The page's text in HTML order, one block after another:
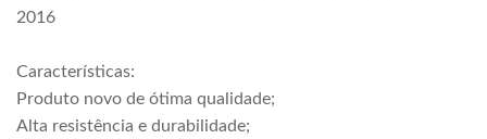
2016
Características:
Produto novo de ótima qualidade;
Alta resistência e durabilidade;